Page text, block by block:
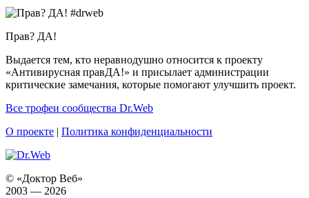
Прав? ДА!
Выдается тем, кто неравнодушно относится к проекту
«Антивирусная правДА!» и присылает администрации
критические замечания, которые помогают улучшить проект.
Все трофеи сообщества Dr.Web
О проекте | Политика конфиденциальности
© «Доктор Веб»
2003 — 2026